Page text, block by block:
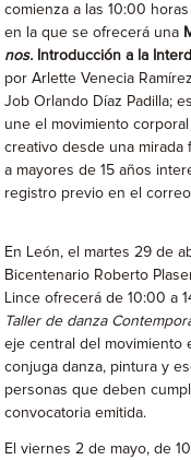
comienza a las 10:00
en la que se ofrecerá una
nos. Introducción a la
por Arlette Venecia
Job Orlando Díaz Padilla;
une el movimiento
creativo desde una mirada
a mayores de 15 años
registro previo en el
En León, el martes 29 de
Bicentenario Roberto
Lince ofrecerá de 10:00 a
Taller de danza
eje central del movimiento
conjuga danza, pintura y
personas que deben
convocatoria emitida.
El viernes 2 de mayo, de